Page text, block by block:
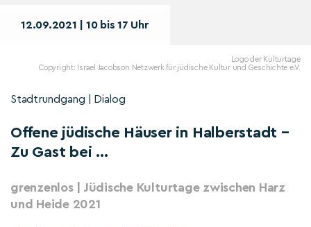
12.09.2021 | 10 bis 17 Uhr
Logo der Kulturtage
Copyright: Israel Jacobson Netzwerk für jüdische Kultur und Geschichte e.V.
Stadtrundgang | Dialog
Offene jüdische Häuser in Halberstadt –
Zu Gast bei …
grenzenlos | Jüdische Kulturtage zwischen Harz
und Heide 2021